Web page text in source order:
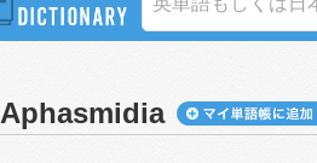
Aphasmidia